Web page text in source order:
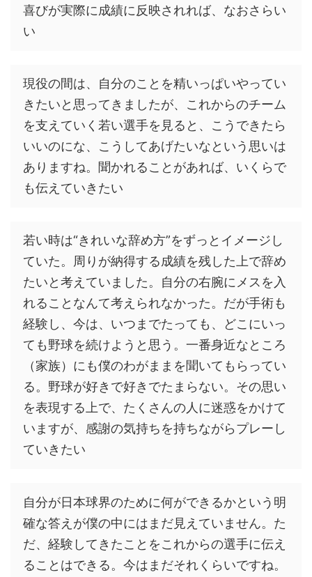
喜びが実際に成績に反映されれば、なおさらい
い
現役の間は、自分のことを精いっぱいやってい
きたいと思ってきましたが、これからのチーム
を支えていく若い選手を見ると、こうできたら
いいのにな、こうしてあげたいなという思いは
ありますね。聞かれることがあれば、いくらで
も伝えていきたい
若い時は“きれいな辞め方”をずっとイメージし
ていた。周りが納得する成績を残した上で辞め
たいと考えていました。自分の右腕にメスを入
れることなんて考えられなかった。だが手術も
経験し、今は、いつまでたっても、どこにいっ
ても野球を続けようと思う。一番身近なところ
（家族）にも僕のわがままを聞いてもらってい
る。野球が好きで好きでたまらない。その思い
を表現する上で、たくさんの人に迷惑をかけて
いますが、感謝の気持ちを持ちながらプレーし
ていきたい
自分が日本球界のために何ができるかという明
確な答えが僕の中にはまだ見えていません。た
だ、経験してきたことをこれからの選手に伝え
ることはできる。今はまだそれくらいですね。